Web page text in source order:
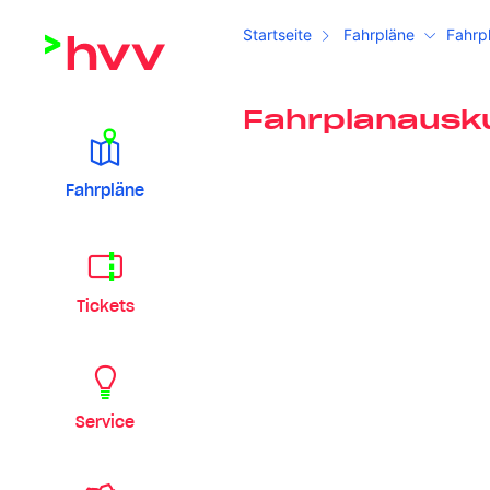
Startseite Fahrpläne
Fahrpläne
Tickets
Service